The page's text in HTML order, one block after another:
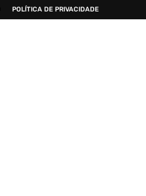
POLÍTICA DE PRIVACIDADE